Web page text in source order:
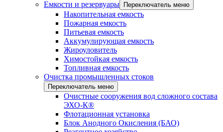
Емкости и резервуары
Переключатель меню
Накопительная емкость
Пожарная емкость
Питьевая емкость
Аккумулирующая емкость
Жироуловитель
Химостойкая емкость
Топливная емкость
Очистка промышленных стоков
Переключатель меню
Очистные сооружения вод сложного состава
ЭХО-К®
Флотационная установка
Блок Анодного Окисления (БАО)